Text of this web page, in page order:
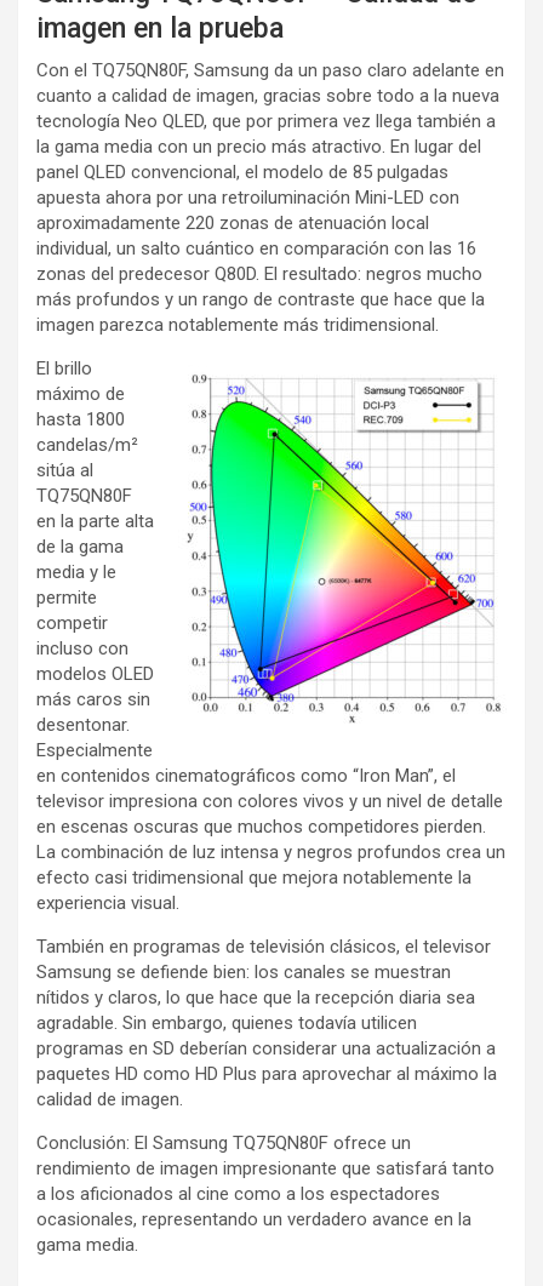
imagen en la prueba
Con el TQ75QN80F, Samsung da un paso claro adelante en
cuanto a calidad de imagen, gracias sobre todo a la nueva
tecnología Neo QLED, que por primera vez llega también a
la gama media con un precio más atractivo. En lugar del
panel QLED convencional, el modelo de 85 pulgadas
apuesta ahora por una retroiluminación Mini-LED con
aproximadamente 220 zonas de atenuación local
individual, un salto cuántico en comparación con las 16
zonas del predecesor Q80D. El resultado: negros mucho
más profundos y un rango de contraste que hace que la
imagen parezca notablemente más tridimensional.
El brillo
máximo de
hasta 1800
candelas/m²
sitúa al
TQ75QN80F
en la parte alta
de la gama
media y le
permite
competir
incluso con
modelos OLED
más caros sin
desentonar.
Especialmente
en contenidos cinematográficos como “Iron Man”, el
televisor impresiona con colores vivos y un nivel de detalle
en escenas oscuras que muchos competidores pierden.
La combinación de luz intensa y negros profundos crea un
efecto casi tridimensional que mejora notablemente la
experiencia visual.
También en programas de televisión clásicos, el televisor
Samsung se defiende bien: los canales se muestran
nítidos y claros, lo que hace que la recepción diaria sea
agradable. Sin embargo, quienes todavía utilicen
programas en SD deberían considerar una actualización a
paquetes HD como HD Plus para aprovechar al máximo la
calidad de imagen.
Conclusión: El Samsung TQ75QN80F ofrece un
rendimiento de imagen impresionante que satisfará tanto
a los aficionados al cine como a los espectadores
ocasionales, representando un verdadero avance en la
gama media.